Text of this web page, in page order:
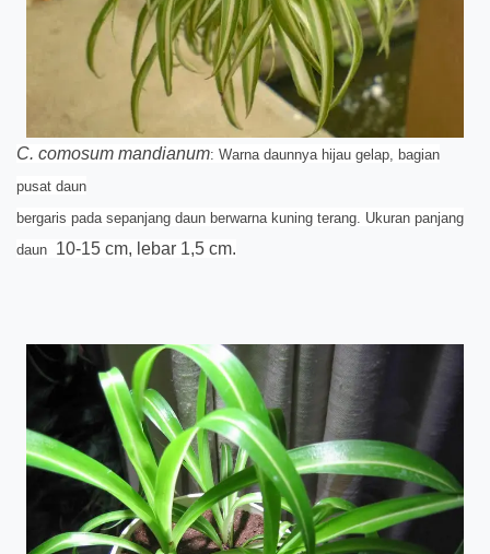
C. comosum mandianum: Warna daunnya hijau gelap, bagian
pusat daun
bergaris pada sepanjang daun berwarna kuning terang. Ukuran panjang
daun 10-15 cm, lebar 1,5 cm.